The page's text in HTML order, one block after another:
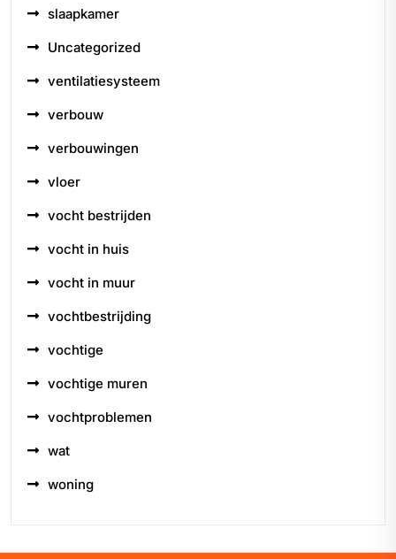
slaapkamer
Uncategorized
ventilatiesysteem
verbouw
verbouwingen
vloer
vocht bestrijden
vocht in huis
vocht in muur
vochtbestrijding
vochtige
vochtige muren
vochtproblemen
wat
woning